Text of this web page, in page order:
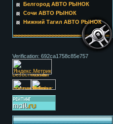
Белгород АВТО РЫНОК
Сочи АВТО РЫНОК
Нижний Тагил АВТО РЫНОК
Verification: 692ca1758c85e757